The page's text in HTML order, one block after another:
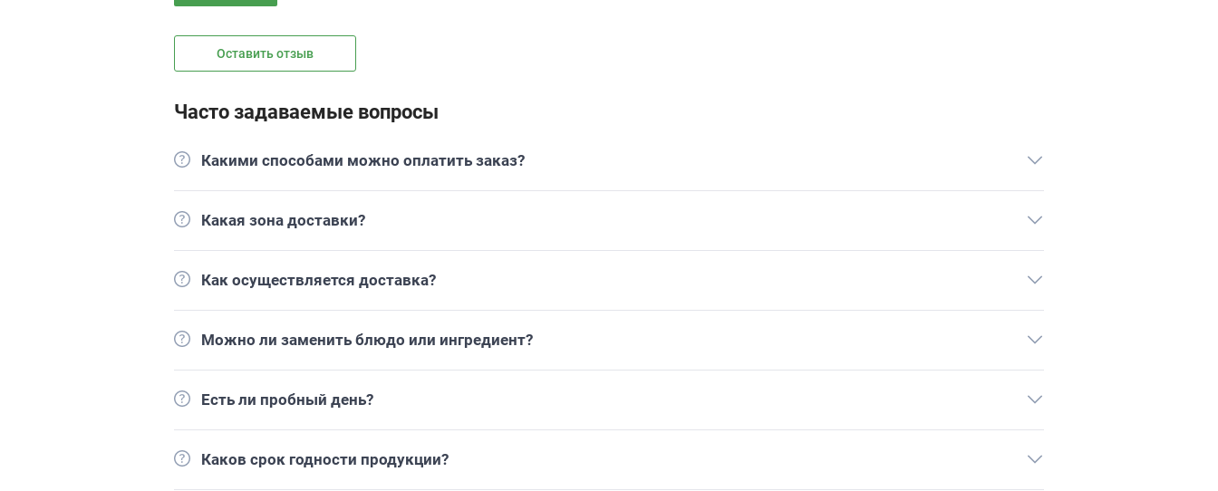
Оставить отзыв
Часто задаваемые вопросы
Какими способами можно оплатить заказ?
Какая зона доставки?
Как осуществляется доставка?
Можно ли заменить блюдо или ингредиент?
Есть ли пробный день?
Каков срок годности продукции?